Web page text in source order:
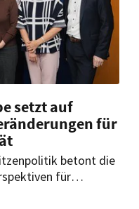
setzt auf
für
betont die
für